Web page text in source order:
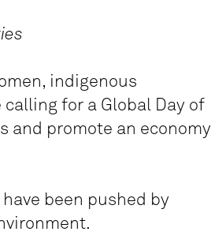
indigenous
for a Global Day of
and promote an economy
been pushed by